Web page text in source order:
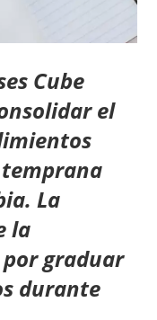
Cube
el
La
la
graduar
durante